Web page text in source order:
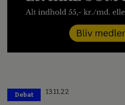
Debat 13.11.22